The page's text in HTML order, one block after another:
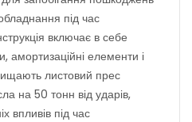
під час
включає в себе
амортизаційні елементи і
листовий прес
на 50 тонн від ударів,
впливів під час